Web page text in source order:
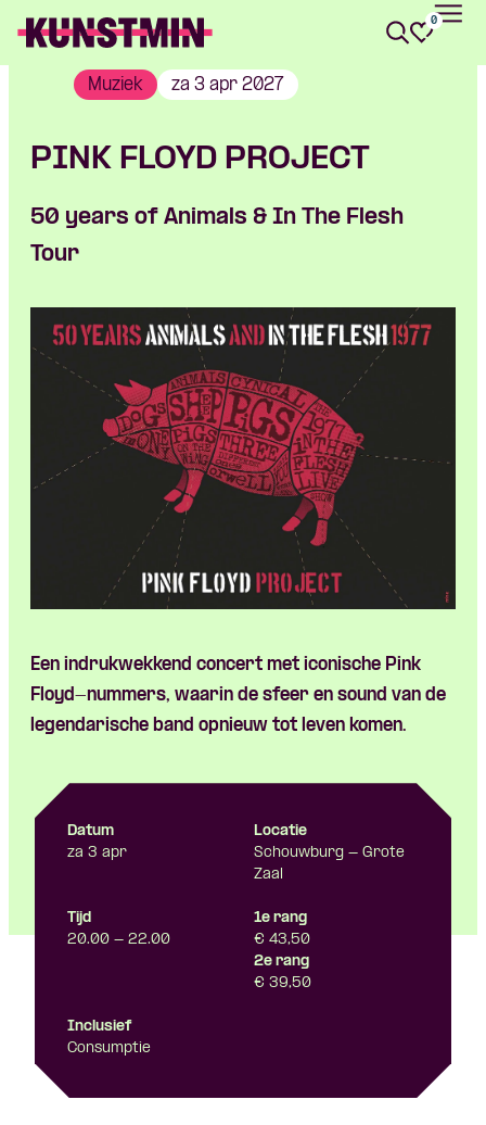
Skip navigatie
0
Muziek za 3 apr 2027
PINK FLOYD PROJECT
50 years of Animals & In The Flesh
Tour
Een indrukwekkend concert met iconische Pink
Floyd-nummers, waarin de sfeer en sound van de
legendarische band opnieuw tot leven komen.
Datum
za 3 apr
Locatie
Schouwburg - Grote
Zaal
Tijd
20.00 - 22.00
1e rang
€ 43,50
2e rang
€ 39,50
Inclusief
Consumptie